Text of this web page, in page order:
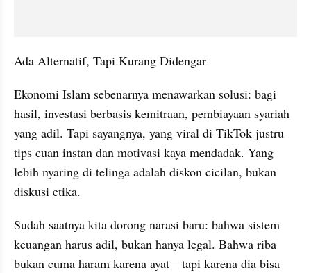
Ada Alternatif, Tapi Kurang Didengar
Ekonomi Islam sebenarnya menawarkan solusi: bagi
hasil, investasi berbasis kemitraan, pembiayaan syariah
yang adil. Tapi sayangnya, yang viral di TikTok justru
tips cuan instan dan motivasi kaya mendadak. Yang
lebih nyaring di telinga adalah diskon cicilan, bukan
diskusi etika.
Sudah saatnya kita dorong narasi baru: bahwa sistem
keuangan harus adil, bukan hanya legal. Bahwa riba
bukan cuma haram karena ayat—tapi karena dia bisa